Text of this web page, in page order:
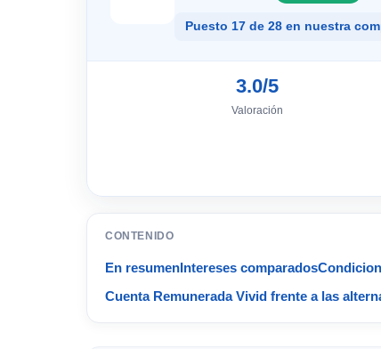
Puesto 17 de 28 en nuestra
3.0/5
Valoración
CONTENIDO
En resumen Intereses comparados
Cuenta Remunerada Vivid frente a las